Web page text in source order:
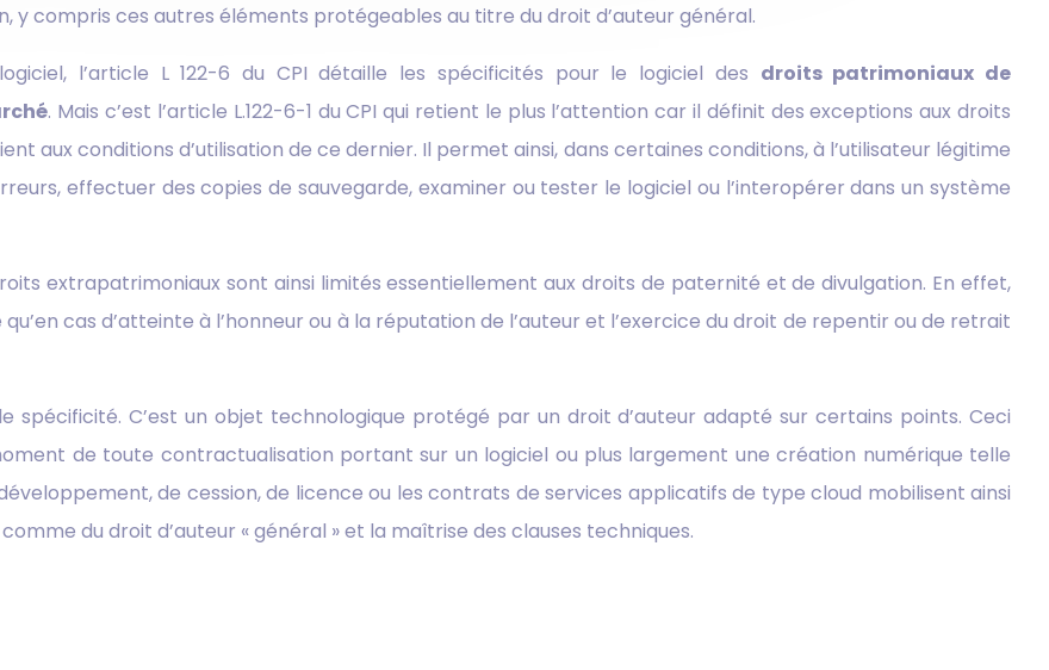
y compris ces autres éléments protégeables au titre du droit d’auteur général.
l’article L 122-6 du CPI détaille les spécificités pour le logiciel des droits patrimoniaux de
. Mais c’est l’article L.122-6-1 du CPI qui retient le plus l’attention car il définit des exceptions aux droits
aux conditions d’utilisation de ce dernier. Il permet ainsi, dans certaines conditions, à l’utilisateur légitime
effectuer des copies de sauvegarde, examiner ou tester le logiciel ou l’interopérer dans un système
extrapatrimoniaux sont ainsi limités essentiellement aux droits de paternité et de divulgation. En effet,
cas d’atteinte à l’honneur ou à la réputation de l’auteur et l’exercice du droit de repentir ou de retrait
spécificité. C’est un objet technologique protégé par un droit d’auteur adapté sur certains points. Ceci
de toute contractualisation portant sur un logiciel ou plus largement une création numérique telle
de cession, de licence ou les contrats de services applicatifs de type cloud mobilisent ainsi
du droit d’auteur « général » et la maîtrise des clauses techniques.